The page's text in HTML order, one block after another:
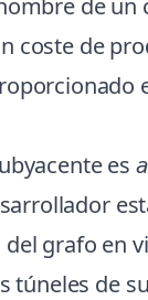
de un
coste de
es
grafo en
túneles de